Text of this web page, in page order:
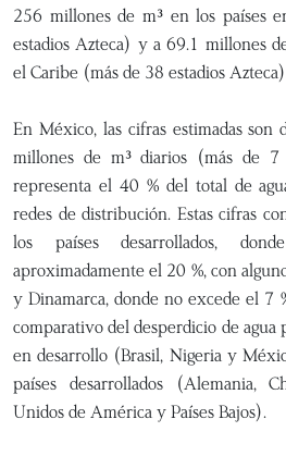
256 millones de m³ en los países
estadios Azteca) y a 69.1 millones
el Caribe (más de 38 estadios
En México, las cifras estimadas son
millones de m³ diarios (más de 7
representa el 40 % del total de
redes de distribución. Estas cifras
los países desarrollados,
aproximadamente el 20 %, con
y Dinamarca, donde no excede el 7
comparativo del desperdicio de agua
en desarrollo (Brasil, Nigeria y
países desarrollados (Alemania,
Unidos de América y Países Bajos).